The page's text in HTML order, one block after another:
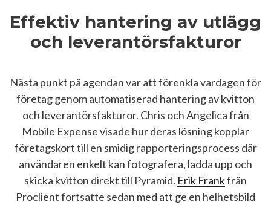
Effektiv hantering av utlägg
och leverantörsfakturor
Nästa punkt på agendan var att förenkla vardagen för
företag genom automatiserad hantering av kvitton
och leverantörsfakturor. Chris och Angelica från
Mobile Expense visade hur deras lösning kopplar
företagskort till en smidig rapporteringsprocess där
användaren enkelt kan fotografera, ladda upp och
skicka kvitton direkt till Pyramid. Erik Frankfrån
Proclient fortsatte sedan med att ge en helhetsbild